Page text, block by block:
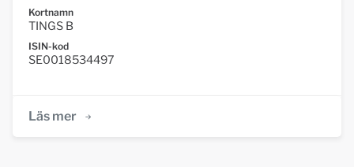
Kortnamn
TINGS B
ISIN-kod
SE0018534497
Läs mer